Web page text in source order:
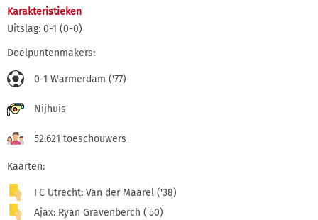
Karakteristieken
Uitslag: 0-1 (0-0)
Doelpuntenmakers:
0-1 Warmerdam ('77)
Nijhuis
52.621 toeschouwers
Kaarten:
FC Utrecht: Van der Maarel ('38)
Ajax: Ryan Gravenberch ('50)